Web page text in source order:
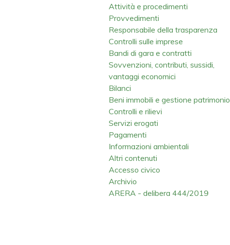
Attività e procedimenti
Provvedimenti
Responsabile della trasparenza
Controlli sulle imprese
Bandi di gara e contratti
Sovvenzioni, contributi, sussidi,
vantaggi economici
Bilanci
Beni immobili e gestione patrimonio
Controlli e rilievi
Servizi erogati
Pagamenti
Informazioni ambientali
Altri contenuti
Accesso civico
Archivio
ARERA - delibera 444/2019